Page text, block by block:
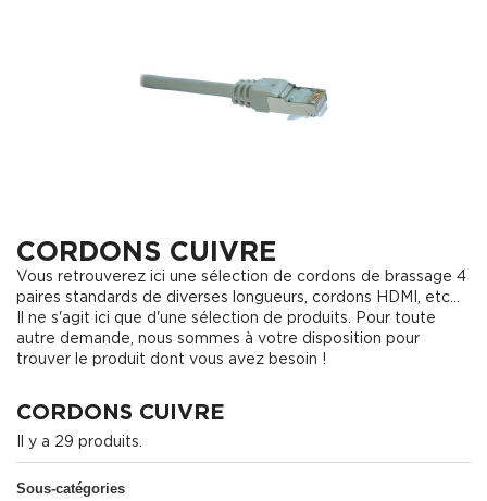
CORDONS CUIVRE
Vous retrouverez ici une sélection de cordons de brassage 4
paires standards de diverses longueurs, cordons HDMI, etc...
Il ne s'agit ici que d'une sélection de produits. Pour toute
autre demande, nous sommes à votre disposition pour
trouver le produit dont vous avez besoin !
CORDONS CUIVRE
Il y a 29 produits.
Sous-catégories